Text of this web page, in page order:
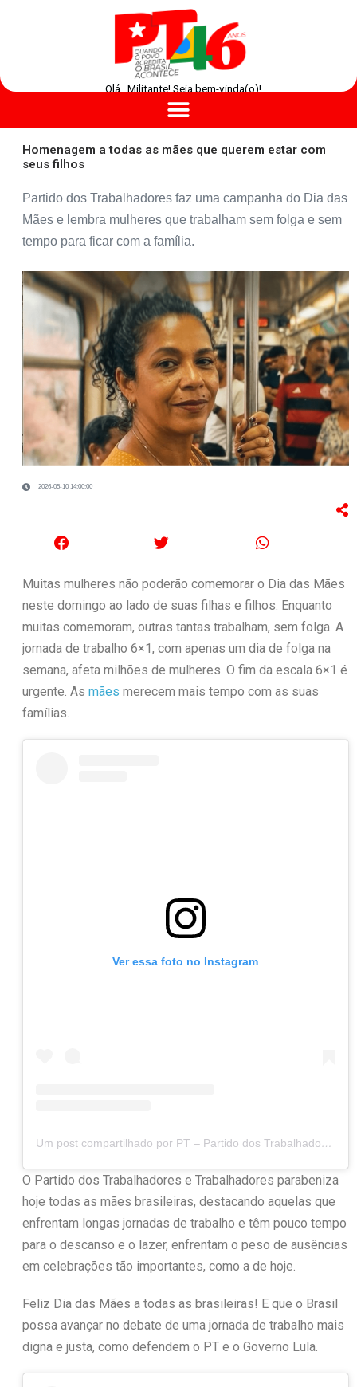
Olá , Militante! Seja bem-vinda(o)!
Homenagem a todas as mães que querem estar com
seus filhos
Partido dos Trabalhadores faz uma campanha do Dia das
Mães e lembra mulheres que trabalham sem folga e sem
tempo para ficar com a família.
2026-05-10 14:00:00
Muitas mulheres não poderão comemorar o Dia das Mães
neste domingo ao lado de suas filhas e filhos. Enquanto
muitas comemoram, outras tantas trabalham, sem folga. A
jornada de trabalho 6×1, com apenas um dia de folga na
semana, afeta milhões de mulheres. O fim da escala 6×1 é
urgente. As mães merecem mais tempo com as suas
famílias.
Ver essa foto no Instagram
Um post compartilhado por PT – Partido dos Trabalhadores (@ptbrasil)
O Partido dos Trabalhadores e Trabalhadores parabeniza
hoje todas as mães brasileiras, destacando aquelas que
enfrentam longas jornadas de trabalho e têm pouco tempo
para o descanso e o lazer, enfrentam o peso de ausências
em celebrações tão importantes, como a de hoje.
Feliz Dia das Mães a todas as brasileiras! E que o Brasil
possa avançar no debate de uma jornada de trabalho mais
digna e justa, como defendem o PT e o Governo Lula.